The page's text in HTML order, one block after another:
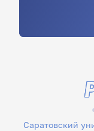
Саратовский